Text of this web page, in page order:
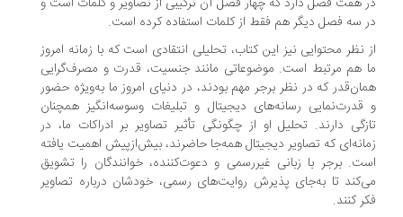
سه فصل دیگر هم فقط از کلمات استفاده کرده است.
نظر محتوایی نیز این کتاب، تحلیلی انتقادی است که با زمانه امروز
هم مرتبط است. موضوعاتی مانند جنسیت، قدرت و مصرف‌گرایی
که در نظر برجر مهم بودند، در دنیای امروز ما به‌ویژه حضور
رسانه‌های دیجیتال و تبلیغات وسوسه‌انگیز همچنان
دارند. تحلیل او از چگونگی تأثیر تصاویر بر ادراکات ما، در
که تصاویر دیجیتال همه‌جا حاضرند، بیش‌ازپیش اهمیت یافته
برجر با زبانی غیررسمی و دعوت‌کننده، خوانندگان را تشویق
تا به‌جای پذیرش روایت‌های رسمی، خودشان درباره تصاویر
کنند.